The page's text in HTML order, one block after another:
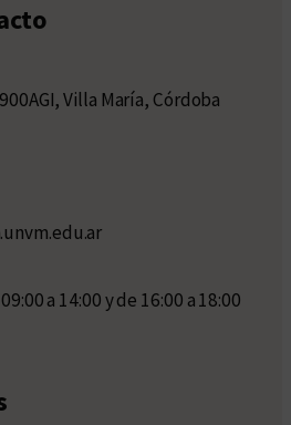
Villa María, Córdoba
a 14:00 y de 16:00 a 18:00